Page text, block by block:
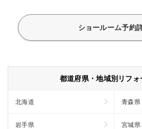
ショールーム予約
都道府県・地域別リフォ
北海道 青森県
岩手県 宮城県